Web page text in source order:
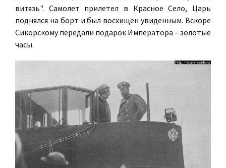
витязь". Самолет прилетел в Красное Село, Царь
поднялся на борт и был восхищен увиденным. Вскоре
Сикорскому передали подарок Императора – золотые
часы.